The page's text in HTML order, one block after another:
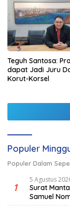
Teguh Santosa:
dapat Jadi Juru
Korut-Korsel
Populer
Populer Dalam
1
5 Agustus
Surat
Samuel
Beredar